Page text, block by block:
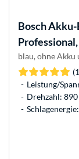
BoschAkku-
blau, ohne Akku
Leistung/
Drehzahl: